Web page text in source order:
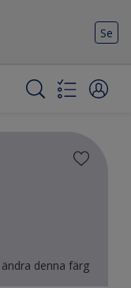
Se
ändra denna färg